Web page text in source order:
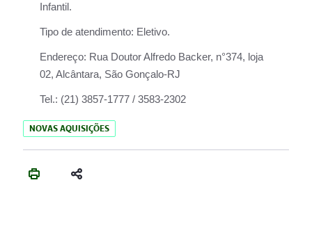
Infantil.
Tipo de atendimento: Eletivo.
Endereço: Rua Doutor Alfredo Backer, n°374, loja
02, Alcântara, São Gonçalo-RJ
Tel.: (21) 3857-1777 / 3583-2302
NOVAS AQUISIÇÕES